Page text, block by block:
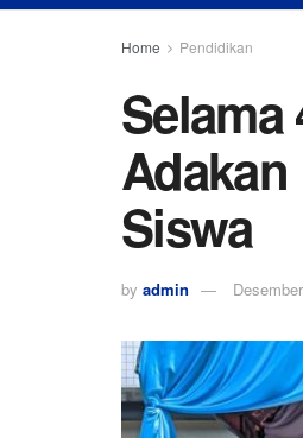
Home Pendidikan
Selama
Siswa
by admin